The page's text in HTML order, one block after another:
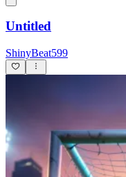
Untitled
ShinyBeat599